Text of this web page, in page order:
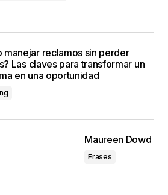
manejar reclamos sin perder
Las claves para transformar un
en una oportunidad
Maureen Dowd
Frases